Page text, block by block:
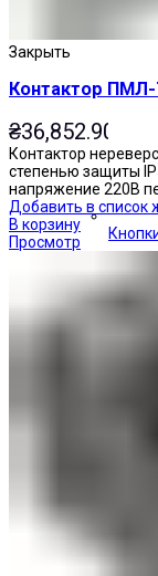
Закрыть
Контактор ПМЛ-
₴36,852.90
Контактор
степенью защиты
напряжение 220В
Добавить в список
В корзину
Просмотр